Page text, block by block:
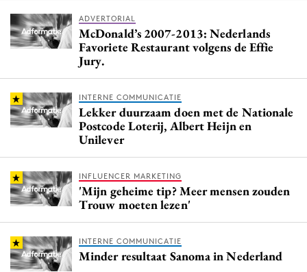
ADVERTORIAL
McDonald’s 2007-2013: Nederlands
Favoriete Restaurant volgens de Effie
Jury.
INTERNE COMMUNICATIE
Lekker duurzaam doen met de Nationale
Postcode Loterij, Albert Heijn en
Unilever
INFLUENCER MARKETING
'Mijn geheime tip? Meer mensen zouden
Trouw moeten lezen'
INTERNE COMMUNICATIE
Minder resultaat Sanoma in Nederland